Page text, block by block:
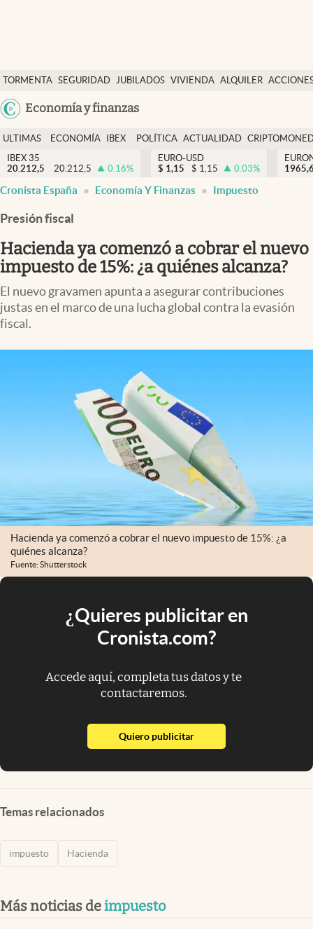
TORMENTA SEGURIDAD JUBILADOS VIVIENDA ALQUILER
USA
Economía y finanzas
Economía y finanzas
Política
Actualidad
Criptomonedas
España
ULTIMAS
NOTICIAS
ECONOMÍA
FINANZAS
IBEX
EURO
POLÍTICA ACTUALIDAD
IBEX 35
20.212,5
20.212,5 0.16%
EURO-USD
$ 1,15 $ 1,15 0.03%
Cronista España Economía Y Finanzas Impuesto
Presión fiscal
Hacienda ya comenzó a cobrar el nuevo
impuesto de 15%: ¿a quiénes alcanza?
El nuevo gravamen apunta a asegurar contribuciones
justas en el marco de una lucha global contra la evasión
fiscal.
Hacienda ya comenzó a cobrar el nuevo impuesto de 15%: ¿a
quiénes alcanza?
Fuente: Shutterstock
¿Quieres publicitar en
Cronista.com?
Accede aquí, completa tus datos y te
contactaremos.
Quiero publicitarabre en nueva pestaña
Temas relacionados
impuesto Hacienda
Más noticias deimpuesto